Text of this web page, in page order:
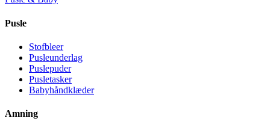
Pusle
Stofbleer
Pusleunderlag
Puslepuder
Pusletasker
Babyhåndklæder
Amning